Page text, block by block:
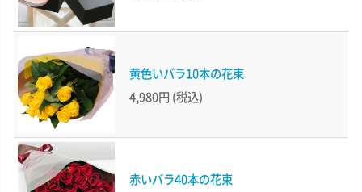
黄色いバラ10本の花束
4,980円 (税込)
赤いバラ40本の花束